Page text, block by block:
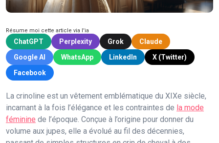
Résume moi cette article via l'ia
ChatGPT Perplexity Grok
Claude
Google AI
WhatsApp LinkedIn
X (Twitter)
Facebook
La crinoline est un vêtement emblématique du XIXe siècle,
incarnant à la fois l’élégance et les contraintes de la mode
féminine de l’époque. Conçue à l’origine pour donner du
volume aux jupes, elle a évolué au fil des décennies,